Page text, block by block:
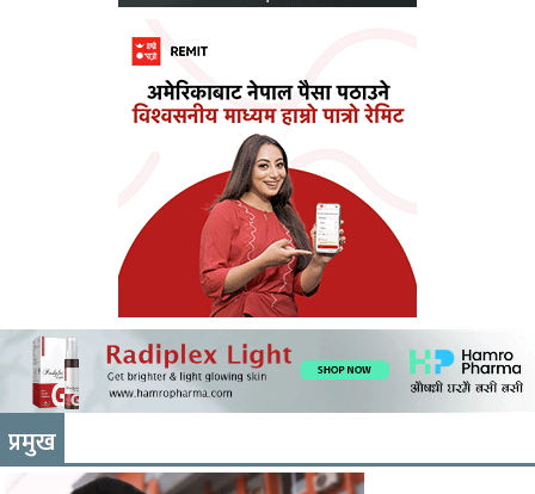
प्रमुख